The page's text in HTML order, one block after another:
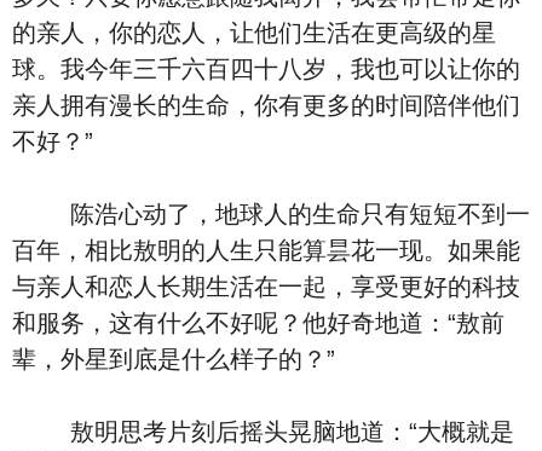
的亲人，你的恋人，让他们生活在更高级的星
球。我今年三千六百四十八岁，我也可以让你的
亲人拥有漫长的生命，你有更多的时间陪伴他们
不好？”
陈浩心动了，地球人的生命只有短短不到一
百年，相比敖明的人生只能算昙花一现。如果能
与亲人和恋人长期生活在一起，享受更好的科技
和服务，这有什么不好呢？他好奇地道：“敖前
辈，外星到底是什么样子的？”
敖明思考片刻后摇头晃脑地道：“大概就是